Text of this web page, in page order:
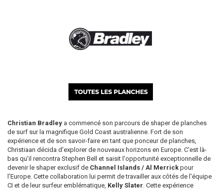
Christian Bradley a commencé son parcours de shaper de planches
de surf sur la magnifique Gold Coast australienne. Fort de son
expérience et de son savoir-faire en tant que ponceur de planches,
Christiaan décida d'explorer de nouveaux horizons en Europe. C'est là-
bas qu'il rencontra Stephen Bell et saisit l'opportunité exceptionnelle de
devenir le shaper exclusif de Channel Islands / Al Merrick pour
l'Europe. Cette collaboration lui permit de travailler aux côtés de l'équipe
CI et de leur surfeur emblématique, Kelly Slater. Cette expérience